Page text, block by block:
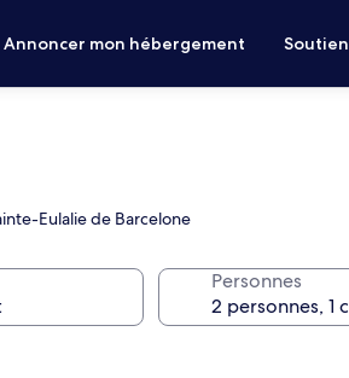
Annoncer mon hébergement Soutien
Eulalie de Barcelone
Personnes